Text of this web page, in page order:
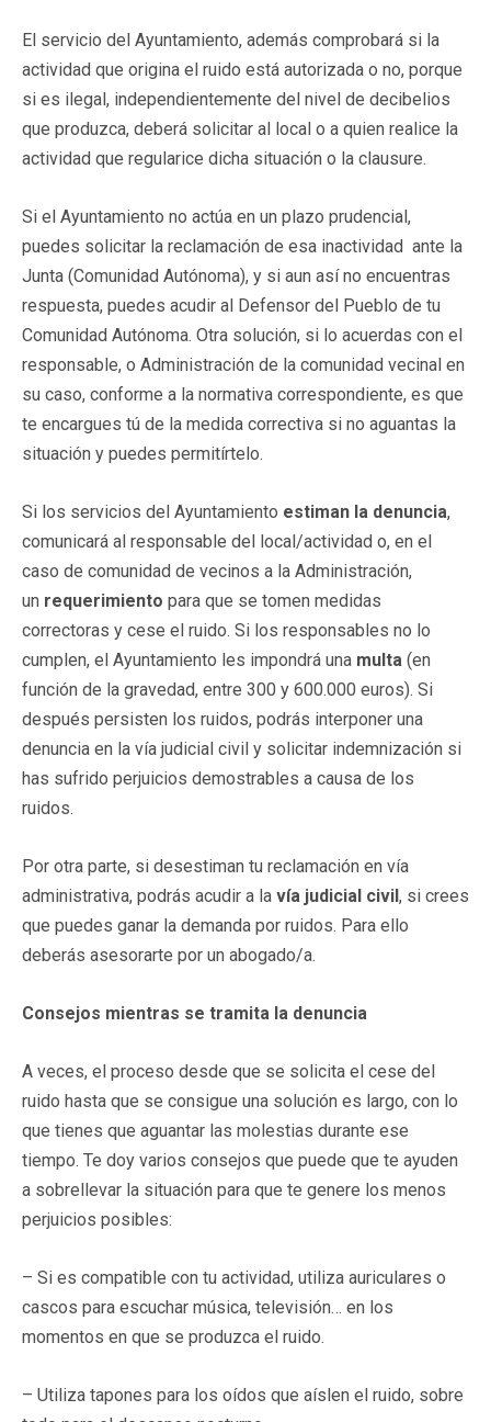
El servicio del Ayuntamiento, además comprobará si la
actividad que origina el ruido está autorizada o no, porque
si es ilegal, independientemente del nivel de decibelios
que produzca, deberá solicitar al local o a quien realice la
actividad que regularice dicha situación o la clausure.
Si el Ayuntamiento no actúa en un plazo prudencial,
puedes solicitar la reclamación de esa inactividad ante la
Junta (Comunidad Autónoma), y si aun así no encuentras
respuesta, puedes acudir al Defensor del Pueblo de tu
Comunidad Autónoma. Otra solución, si lo acuerdas con el
responsable, o Administración de la comunidad vecinal en
su caso, conforme a la normativa correspondiente, es que
te encargues tú de la medida correctiva si no aguantas la
situación y puedes permitírtelo.
Si los servicios del Ayuntamiento estiman la denuncia,
comunicará al responsable del local/actividad o, en el
caso de comunidad de vecinos a la Administración,
un requerimiento para que se tomen medidas
correctoras y cese el ruido. Si los responsables no lo
cumplen, el Ayuntamiento les impondrá una multa (en
función de la gravedad, entre 300 y 600.000 euros). Si
después persisten los ruidos, podrás interponer una
denuncia en la vía judicial civil y solicitar indemnización si
has sufrido perjuicios demostrables a causa de los
ruidos.
Por otra parte, si desestiman tu reclamación en vía
administrativa, podrás acudir a la vía judicial civil, si crees
que puedes ganar la demanda por ruidos. Para ello
deberás asesorarte por un abogado/a.
Consejos mientras se tramita la denuncia
A veces, el proceso desde que se solicita el cese del
ruido hasta que se consigue una solución es largo, con lo
que tienes que aguantar las molestias durante ese
tiempo. Te doy varios consejos que puede que te ayuden
a sobrellevar la situación para que te genere los menos
perjuicios posibles:
– Si es compatible con tu actividad, utiliza auriculares o
cascos para escuchar música, televisión… en los
momentos en que se produzca el ruido.
– Utiliza tapones para los oídos que aíslen el ruido, sobre